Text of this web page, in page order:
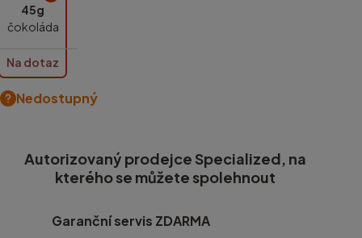
45g
čokoláda
Na dotaz
Nedostupný
Autorizovaný prodejce Specialized, na
kterého se můžete spolehnout
Garanční servis ZDARMA